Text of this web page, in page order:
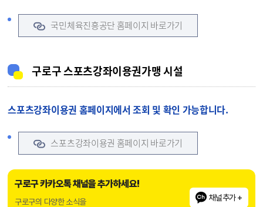
국민체육진흥공단 홈페이지 바로가기
구로구 스포츠강좌이용권가맹 시설
스포츠강좌이용권 홈페이지에서 조회 및 확인 가능합니다.
스포츠강좌이용권 홈페이지 바로가기
구로구 카카오톡 채널을 추가하세요!
구로구의 다양한 소식을
채널추가 +